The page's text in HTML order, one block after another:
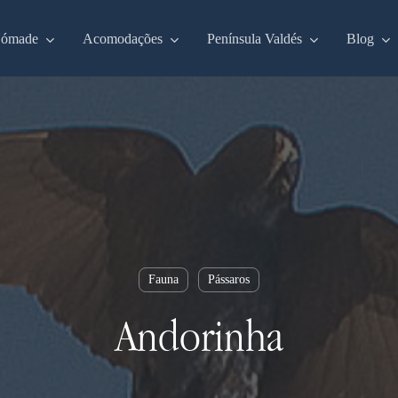
Acomodações Península Valdés Blog
Fauna Pássaros
Andorinha